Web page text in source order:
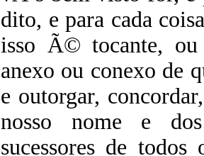
dito, e para cada
isso Ã© tocante, ou
anexo ou conexo de
e outorgar,
nosso nome e
sucessores de todos